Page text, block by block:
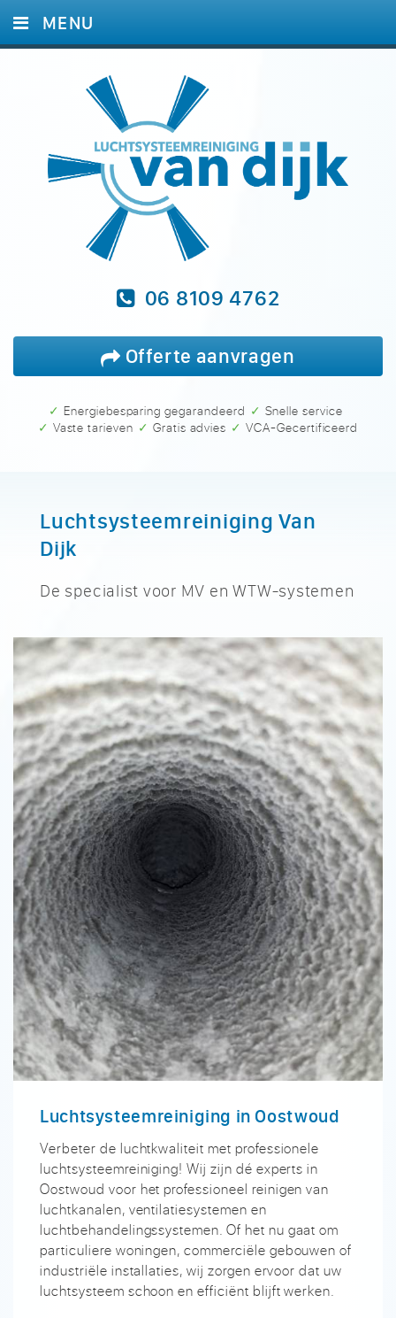
06 8109 4762
Offerte aanvragen
✓ Energiebesparing gegarandeerd
✓ Snelle service
✓ Vaste tarieven
✓ Gratis advies ✓ VCA-Gecertificeerd
MENU
DIENSTEN
REFERENTIES
VRAGEN
Luchtsysteemreiniging Van
Dijk
De specialist voor MV en WTW-systemen
Luchtsysteemreiniging in Oostwoud
Verbeter de luchtkwaliteit met professionele
luchtsysteemreiniging! Wij zijn dé experts in
Oostwoud voor het professioneel reinigen van
luchtkanalen, ventilatiesystemen en
luchtbehandelingssystemen. Of het nu gaat om
particuliere woningen, commerciële gebouwen of
industriële installaties, wij zorgen ervoor dat uw
luchtsysteem schoon en efficiënt blijft werken.